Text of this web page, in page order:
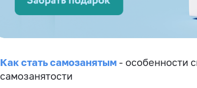
Как стать самозанятым - особенности
самозанятости